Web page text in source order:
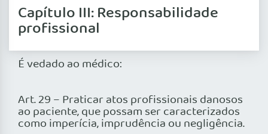
Capítulo III: Responsabilidade
profissional
É vedado ao médico:
Art. 29 – Praticar atos profissionais danosos
ao paciente, que possam ser caracterizados
como imperícia, imprudência ou negligência.